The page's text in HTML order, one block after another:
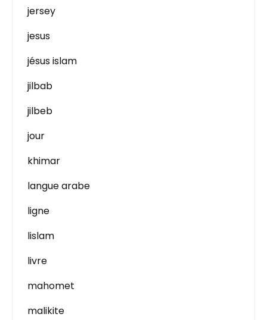
jersey
jesus
jésus islam
jilbab
jilbeb
jour
khimar
langue arabe
ligne
lislam
livre
mahomet
malikite